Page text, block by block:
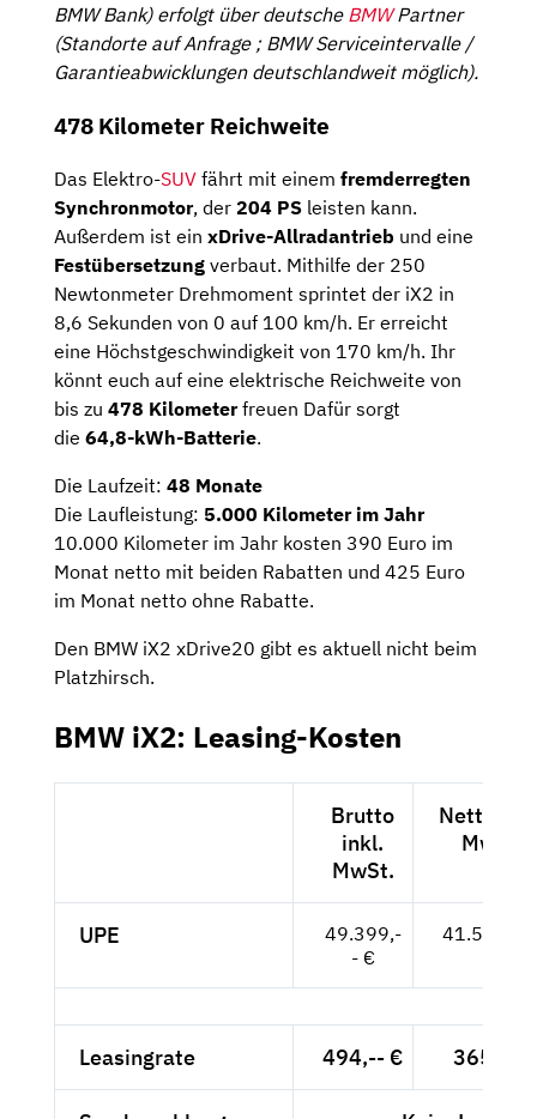
BMW Bank) erfolgt über deutsche BMWPartner
(Standorte auf Anfrage ; BMW Serviceintervalle /
Garantieabwicklungen deutschlandweit möglich).
478 Kilometer Reichweite
Das Elektro-SUV fährt mit einem fremderregten
Synchronmotor, der 204 PS leisten kann.
Außerdem ist ein xDrive-Allradantrieb und eine
Festübersetzung verbaut. Mithilfe der 250
Newtonmeter Drehmoment sprintet der iX2 in
8,6 Sekunden von 0 auf 100 km/h. Er erreicht
eine Höchstgeschwindigkeit von 170 km/h. Ihr
könnt euch auf eine elektrische Reichweite von
bis zu 478 Kilometerfreuen Dafür sorgt
die 64,8-kWh-Batterie.
Die Laufzeit: 48 Monate
Die Laufleistung: 5.000 Kilometer im Jahr
10.000 Kilometer im Jahr kosten 390 Euro im
Monat netto mit beiden Rabatten und 425 Euro
im Monat netto ohne Rabatte.
Den BMW iX2 xDrive20 gibt es aktuell nicht beim
Platzhirsch.
BMW iX2: Leasing-Kosten
Brutto
inkl.
MwSt.
Netto
MwSt.
UPE
49.399,-
- €
41.512,--
Leasingrate 494,-- € 365,-- €